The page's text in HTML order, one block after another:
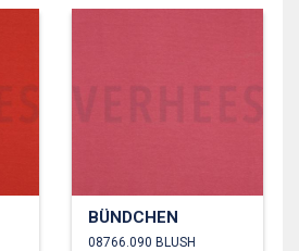
BÜNDCHEN
08766.090 BLUSH